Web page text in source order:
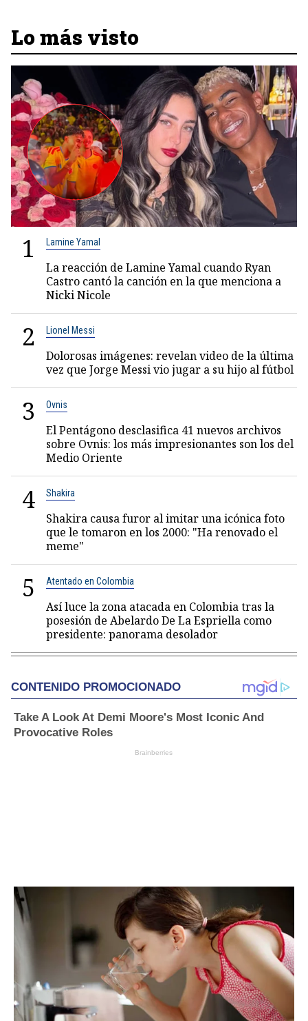
Lo más visto
1 Lamine Yamal
La reacción de Lamine Yamal cuando Ryan
Castro cantó la canción en la que menciona a
Nicki Nicole
2 Lionel Messi
Dolorosas imágenes: revelan video de la última
vez que Jorge Messi vio jugar a su hijo al fútbol
3 Ovnis
El Pentágono desclasifica 41 nuevos archivos
sobre Ovnis: los más impresionantes son los del
Medio Oriente
4 Shakira
Shakira causa furor al imitar una icónica foto
que le tomaron en los 2000: "Ha renovado el
meme"
5 Atentado en Colombia
Así luce la zona atacada en Colombia tras la
posesión de Abelardo De La Espriella como
presidente: panorama desolador